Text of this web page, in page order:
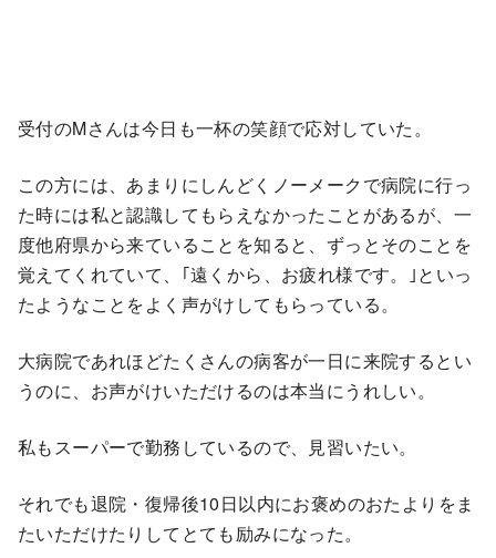
受付のMさんは今日も一杯の笑顔で応対していた。
この方には、あまりにしんどくノーメークで病院に行っ
た時には私と認識してもらえなかったことがあるが、一
度他府県から来ていることを知ると、ずっとそのことを
覚えてくれていて、｢遠くから、お疲れ様です。｣といっ
たようなことをよく声がけしてもらっている。
大病院であれほどたくさんの病客が一日に来院するとい
うのに、お声がけいただけるのは本当にうれしい。
私もスーパーで勤務しているので、見習いたい。
それでも退院・復帰後10日以内にお褒めのおたよりをま
たいただけたりしてとても励みになった。